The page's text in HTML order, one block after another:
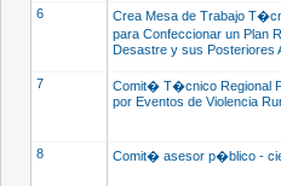
6
Crea Mesa de Trabajo
para Confeccionar un Plan
Desastre y sus Posteriores
7
Comit� T�cnico Regional
por Eventos de Violencia
8 Comit� asesor p�blico -